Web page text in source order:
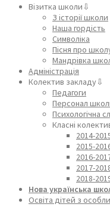
Візитка школи⇩
З історії школи
Наша гордість
Символіка
Пісня про
Мандрівка
Адміністрація
Колектив закладу⇩
Педагоги
Персонал
Психологічна
Класні
2014-
2015-
2016-
2017-
2018-
Нова українська
Освіта дітей з